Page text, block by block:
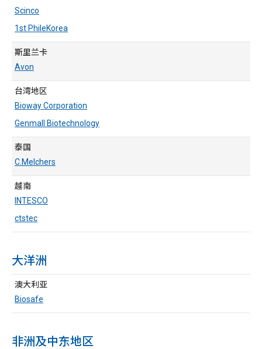
Scinco
1st PhileKorea
斯里兰卡
Avon
台湾地区
Bioway Corporation
Genmall Biotechnology
泰国
C.Melchers
越南
INTESCO
ctstec
大洋洲
澳大利亚
Biosafe
非洲及中东地区